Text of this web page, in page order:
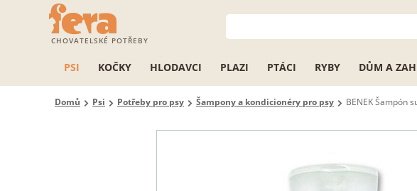
CHOVATELSKÉ POTŘEBY
PSI KOČKY HLODAVCI PLAZI PTÁCI RYBY DŮM A
Domů Psi Potřeby pro psy Šampony a kondicionéry pro psy BENEK Šampón